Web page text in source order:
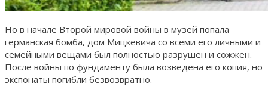
Но в начале Второй мировой войны в музей попала
германская бомба, дом Мицкевича со всеми его личными и
семейными вещами был полностью разрушен и сожжен.
После войны по фундаменту была возведена его копия, но
экспонаты погибли безвозвратно.